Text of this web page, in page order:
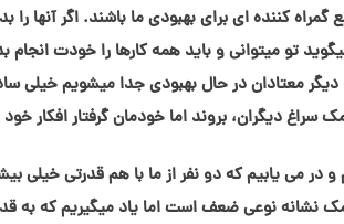
کننده ای برای بهبودی ما باشند. اگر آنها را
تو میتوانی و باید همه کارها را خودت
معتادان در حال بهبودی جدا میشویم خیلی
سراغ دیگران، بروند اما خودمان گرفتار افکار
می یابیم که دو نفر از ما با هم قدرتی خیلی
نشانه نوعی ضعف است اما یاد میگیریم که به